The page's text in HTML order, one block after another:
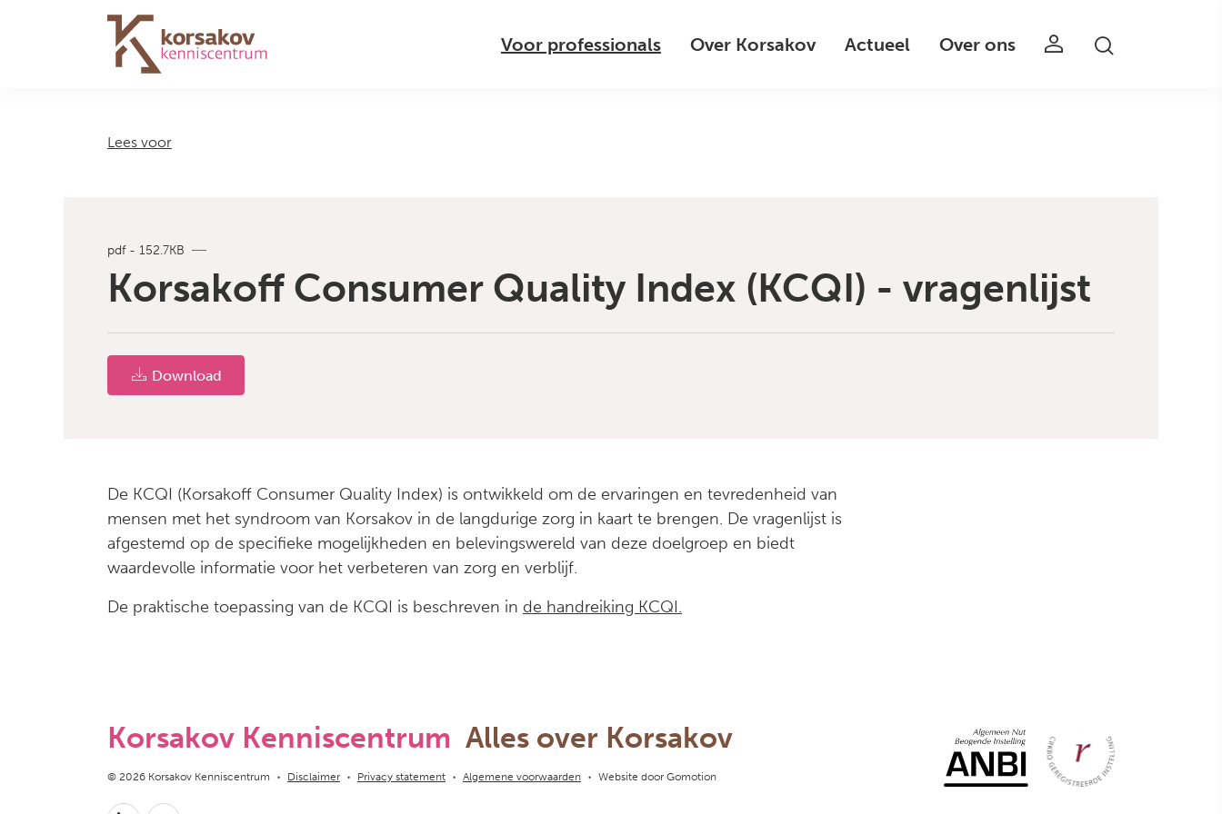
Navigation Voor professionals Over Korsakov Actueel Over ons
Lees voor
pdf - 152.7KB
Korsakoff Consumer Quality Index (KCQI) - vragenlijst
Download
De KCQI (Korsakoff Consumer Quality Index) is ontwikkeld om de ervaringen en tevredenheid van
mensen met het syndroom van Korsakov in de langdurige zorg in kaart te brengen. De vragenlijst is
afgestemd op de specifieke mogelijkheden en belevingswereld van deze doelgroep en biedt
waardevolle informatie voor het verbeteren van zorg en verblijf.
De praktische toepassing van de KCQI is beschreven in de handreiking KCQI.
Korsakov Kenniscentrum Alles over Korsakov
Copyright navigation
© 2026 Korsakov Kenniscentrum Disclaimer Privacy statement Algemene voorwaarden Website door Gomotion